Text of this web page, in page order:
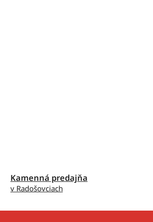
Kamenná predajňa
v Radošovciach